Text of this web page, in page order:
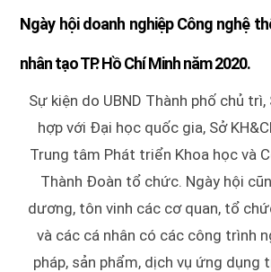
Ngày hội doanh nghiệp Công nghệ
nhân tạo TP. Hồ Chí Minh năm 2020.
Sự kiện do UBND Thành phố chủ
hợp với Đại học quốc gia, Sở
Trung tâm Phát triển Khoa học và
Thành Đoàn tổ chức. Ngày hội
dương, tôn vinh các cơ quan, tổ
và các cá nhân có các công trình
pháp, sản phẩm, dịch vụ ứng dụng